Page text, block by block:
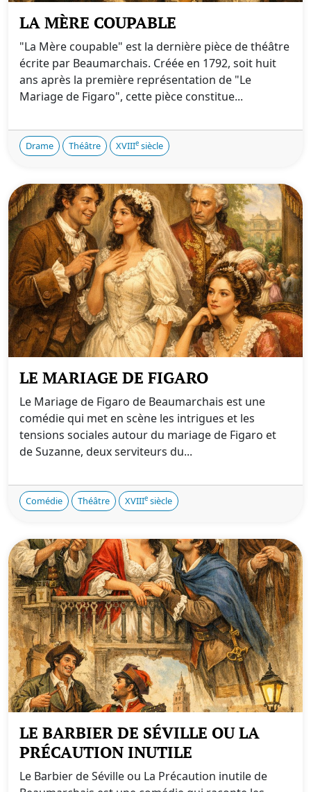
LA MÈRE COUPABLE
"La Mère coupable" est la dernière pièce de théâtre
écrite par Beaumarchais. Créée en 1792, soit huit
ans après la première représentation de "Le
Mariage de Figaro", cette pièce constitue...
Drame Théâtre XVIIIe siècle
LE MARIAGE DE FIGARO
Le Mariage de Figaro de Beaumarchais est une
comédie qui met en scène les intrigues et les
tensions sociales autour du mariage de Figaro et
de Suzanne, deux serviteurs du...
Comédie Théâtre XVIIIe siècle
LE BARBIER DE SÉVILLE OU LA
PRÉCAUTION INUTILE
Le Barbier de Séville ou La Précaution inutile de